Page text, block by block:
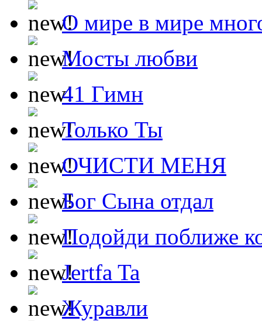
О мире в мире
Мосты любви
41 Гимн
Только Ты
ОЧИСТИ МЕНЯ
Бог Сына отдал
Подойди поближе
Jertfa Ta
Журавли